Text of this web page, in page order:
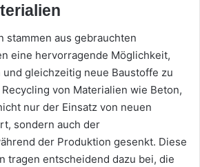
stammen aus gebrauchten
eine hervorragende Möglichkeit,
gleichzeitig neue Baustoffe zu
von Materialien wie Beton,
nur der Einsatz von neuen
sondern auch der
der Produktion gesenkt. Diese
tragen entscheidend dazu bei, die